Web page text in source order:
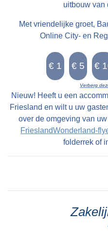
uitbouw van
Met vriendelijke groet,
Online City- en
Verberg
Nieuw! Heeft u een
Friesland en wilt u uw
over de omgeving van
FrieslandWonderland-
folderrek of